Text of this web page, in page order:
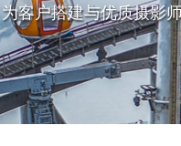
客户搭建与优质摄影